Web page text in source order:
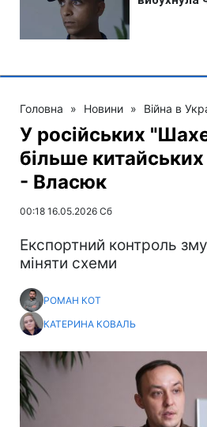
Головна » Новини » Війна в
У російських
більше
- Власюк
00:18 16.05.2026 Сб
Експортний контроль
міняти схеми
РОМАН КОТ
КАТЕРИНА КОВАЛЬ